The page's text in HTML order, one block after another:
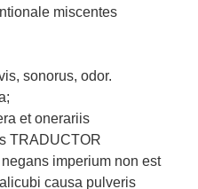
miscentes
sonorus, odor.
et onerariis
TRADUCTOR
imperium non est
causa pulveris